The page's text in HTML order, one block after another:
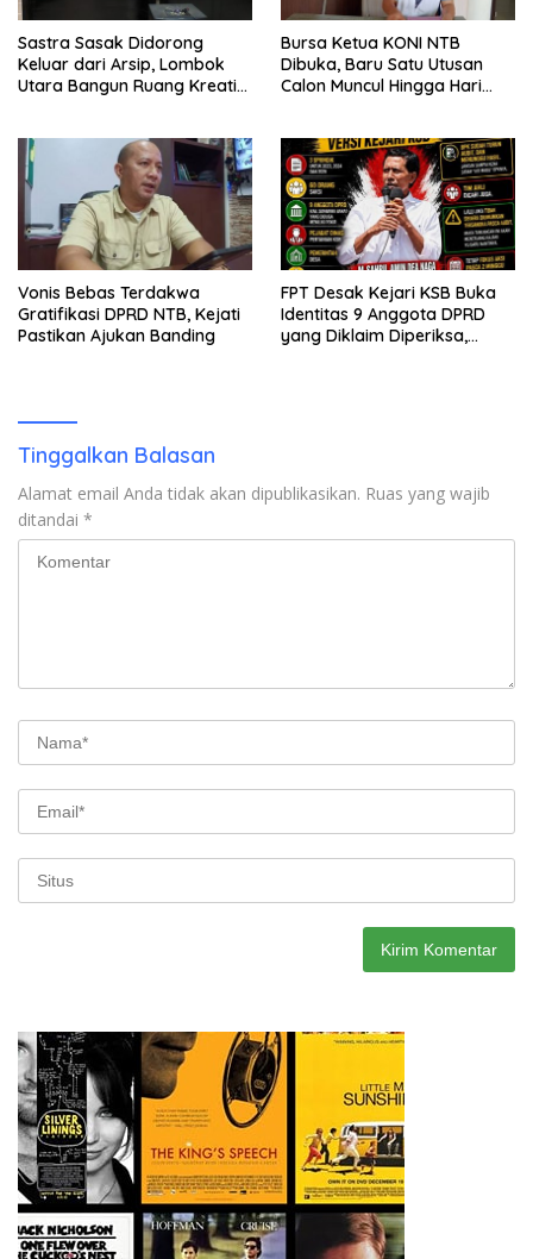
Sastra Sasak Didorong
Keluar dari Arsip, Lombok
Utara Bangun Ruang Kreatif
Bursa Ketua KONI NTB
Dibuka, Baru Satu Utusan
Calon Muncul Hingga Hari
Vonis Bebas Terdakwa
Gratifikasi DPRD NTB, Kejati
Pastikan Ajukan Banding
FPT Desak Kejari KSB Buka
Identitas 9 Anggota DPRD
yang Diklaim Diperiksa,
Tinggalkan Balasan
Alamat email Anda tidak akan dipublikasikan. Ruas yang wajib
ditandai *